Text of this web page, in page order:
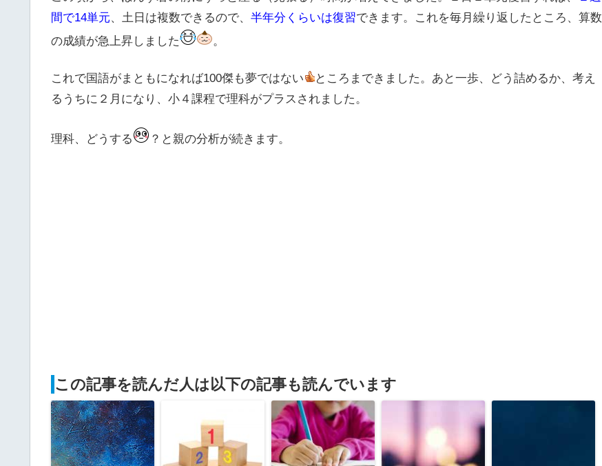
間で14単元、土日は複数できるので、 半年分くらいは復習できます。これを毎月繰り返したところ、算数
の成績が急上昇しました
。
これで国語がまともになれば100傑も夢ではない
ところまできました。あと一歩、どう詰めるか、考え
るうちに２月になり、小４課程で理科がプラスされました。
理科、どうする ？と親の分析が続きます。
この記事を読んだ人は以下の記事も読んでいます